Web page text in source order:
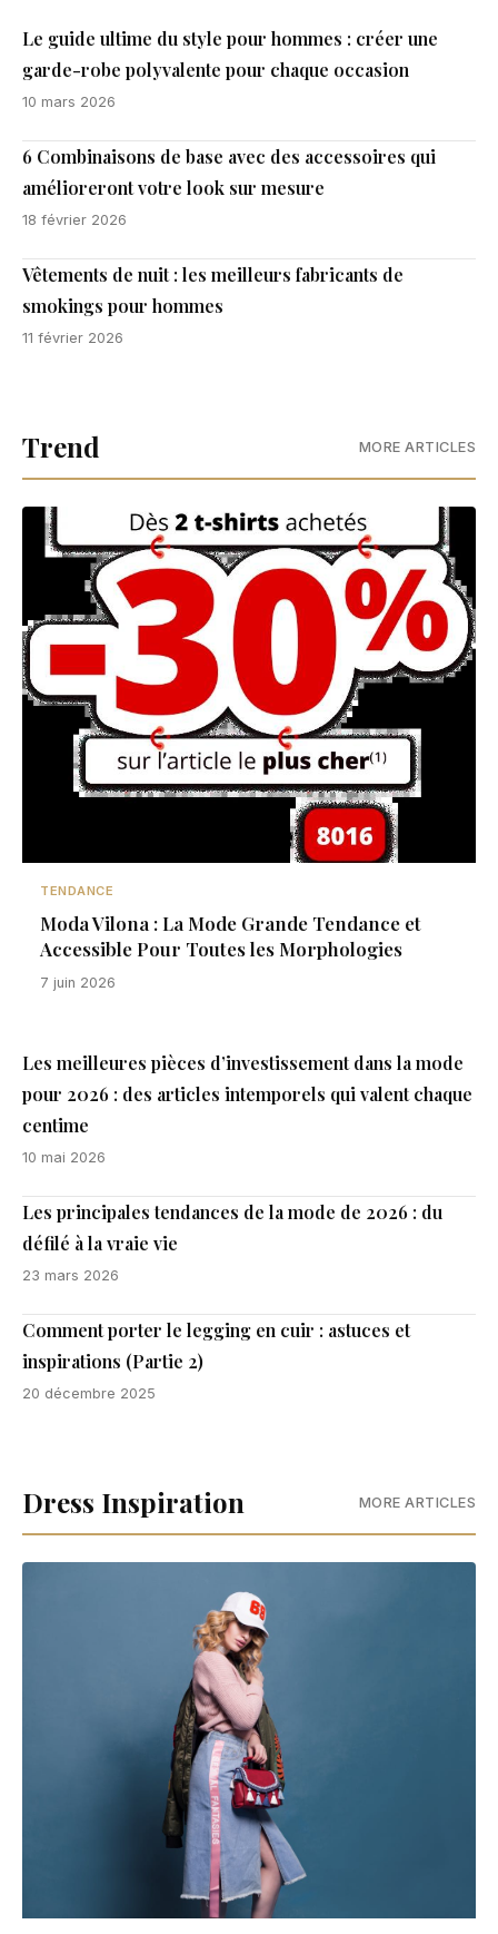
Le guide ultime du style pour hommes : créer une
garde-robe polyvalente pour chaque occasion
10 mars 2026
6 Combinaisons de base avec des accessoires qui
amélioreront votre look sur mesure
18 février 2026
Vêtements de nuit : les meilleurs fabricants de
smokings pour hommes
11 février 2026
Trend MORE ARTICLES
TENDANCE
Moda Vilona : La Mode Grande Tendance et
Accessible Pour Toutes les Morphologies
7 juin 2026
Les meilleures pièces d’investissement dans la mode
pour 2026 : des articles intemporels qui valent chaque
centime
10 mai 2026
Les principales tendances de la mode de 2026 : du
défilé à la vraie vie
23 mars 2026
Comment porter le legging en cuir : astuces et
inspirations (Partie 2)
20 décembre 2025
Dress Inspiration MORE ARTICLES